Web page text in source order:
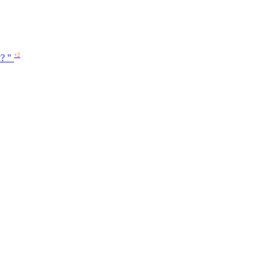
" +2